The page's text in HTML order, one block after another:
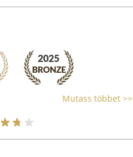
Mutass többet >>